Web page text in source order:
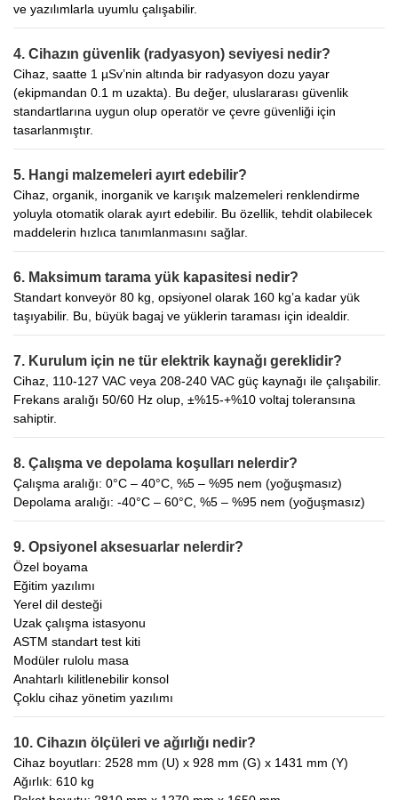
ve yazılımlarla uyumlu çalışabilir.
4. Cihazın güvenlik (radyasyon) seviyesi nedir?
Cihaz, saatte 1 µSv’nin altında bir radyasyon dozu yayar
(ekipmandan 0.1 m uzakta). Bu değer, uluslararası güvenlik
standartlarına uygun olup operatör ve çevre güvenliği için
tasarlanmıştır.
5. Hangi malzemeleri ayırt edebilir?
Cihaz, organik, inorganik ve karışık malzemeleri renklendirme
yoluyla otomatik olarak ayırt edebilir. Bu özellik, tehdit olabilecek
maddelerin hızlıca tanımlanmasını sağlar.
6. Maksimum tarama yük kapasitesi nedir?
Standart konveyör 80 kg, opsiyonel olarak 160 kg’a kadar yük
taşıyabilir. Bu, büyük bagaj ve yüklerin taraması için idealdir.
7. Kurulum için ne tür elektrik kaynağı gereklidir?
Cihaz, 110-127 VAC veya 208-240 VAC güç kaynağı ile çalışabilir.
Frekans aralığı 50/60 Hz olup, ±%15-+%10 voltaj toleransına
sahiptir.
8. Çalışma ve depolama koşulları nelerdir?
Çalışma aralığı: 0°C – 40°C, %5 – %95 nem (yoğuşmasız)
Depolama aralığı: -40°C – 60°C, %5 – %95 nem (yoğuşmasız)
9. Opsiyonel aksesuarlar nelerdir?
Özel boyama
Eğitim yazılımı
Yerel dil desteği
Uzak çalışma istasyonu
ASTM standart test kiti
Modüler rulolu masa
Anahtarlı kilitlenebilir konsol
Çoklu cihaz yönetim yazılımı
10. Cihazın ölçüleri ve ağırlığı nedir?
Cihaz boyutları: 2528 mm (U) x 928 mm (G) x 1431 mm (Y)
Ağırlık: 610 kg